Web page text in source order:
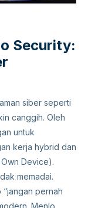
Security:
siber seperti
canggih. Oleh
untuk
kerja hybrid dan
Device).
memadai.
pernah